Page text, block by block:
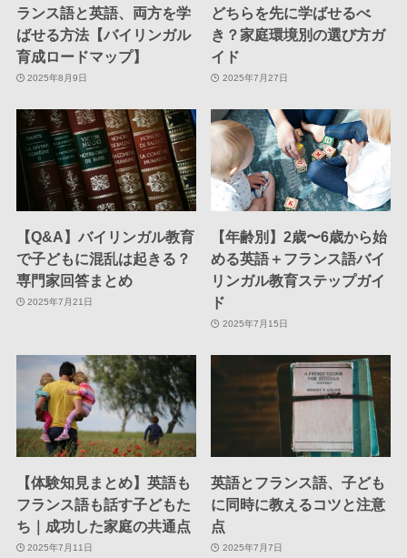
ランス語と英語、両方を学
ばせる方法【バイリンガル
育成ロードマップ】
2025年8月9日
どちらを先に学ばせるべ
き？家庭環境別の選び方ガ
イド
2025年7月27日
【Q&A】バイリンガル教育
で子どもに混乱は起きる？
専門家回答まとめ
2025年7月21日
【年齢別】2歳〜6歳から始
める英語＋フランス語バイ
リンガル教育ステップガイ
ド
2025年7月15日
【体験知見まとめ】英語も
フランス語も話す子どもた
ち｜成功した家庭の共通点
2025年7月11日
英語とフランス語、子ども
に同時に教えるコツと注意
点
2025年7月7日